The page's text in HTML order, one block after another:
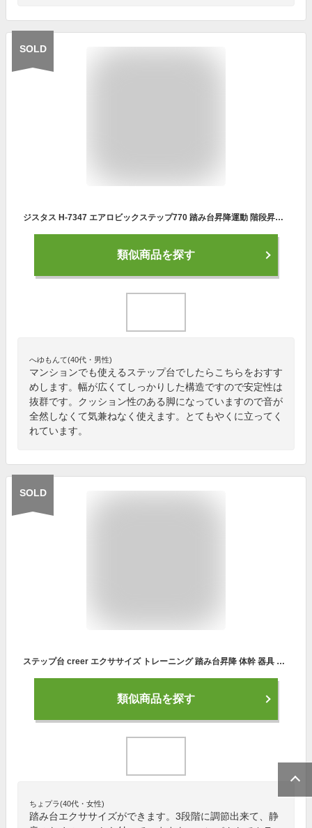
SOLD
ジスタス H-7347 エアロビックステップ770 踏み台昇降運動 階段昇降運動 ステップ台 スロージョギング スローステップ 運動不足解消 自宅トレーニング ホームトレーニング 自宅運動 介護予防 ロコモティブシンドローム トーエイライト XYSTUS ToeiLight
類似商品を探す
へゆもんて(40代・男性)
マンションでも使えるステップ台でしたらこちらをおすす
めします。幅が広くてしっかりした構造ですので安定性は
抜群です。クッション性のある脚になっていますので音が
全然しなくて気兼ねなく使えます。とてもやくに立ってく
れています。
SOLD
ステップ台 creer エクササイズ トレーニング 踏み台昇降 体幹 器具 3段 踏み台昇降運動 台 | 防音 防傷 ステップ 運動 踏み台 昇降台 マット付き 高さ調整 エアロビクス ステッパー コンパクト ダイエット 脚痩せ
類似商品を探す
ちょプラ(40代・女性)
踏み台エクササイズができます。3段階に調節出来て、静